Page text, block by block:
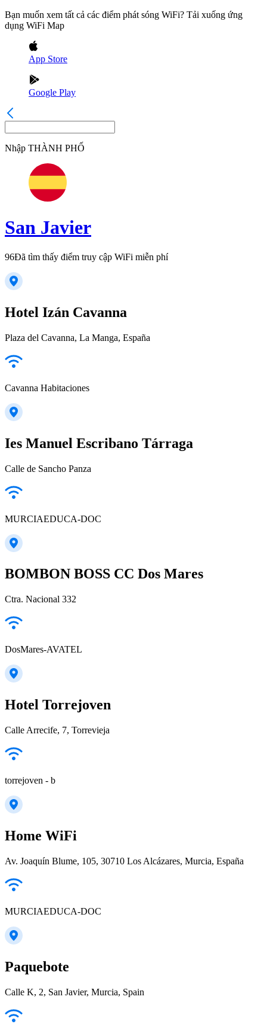
Bạn muốn xem tất cả các điểm phát sóng WiFi? Tải xuống ứng
dụng WiFi Map
App Store
Google Play
Nhập THÀNH PHỐ
San Javier
96Đã tìm thấy điểm truy cập WiFi miễn phí
Hotel Izán Cavanna
Plaza del Cavanna, La Manga, España
Cavanna Habitaciones
Ies Manuel Escribano Tárraga
Calle de Sancho Panza
MURCIAEDUCA-DOC
BOMBON BOSS CC Dos Mares
Ctra. Nacional 332
DosMares-AVATEL
Hotel Torrejoven
Calle Arrecife, 7, Torrevieja
torrejoven - b
Home WiFi
Av. Joaquín Blume, 105, 30710 Los Alcázares, Murcia, España
MURCIAEDUCA-DOC
Paquebote
Calle K, 2, San Javier, Murcia, Spain